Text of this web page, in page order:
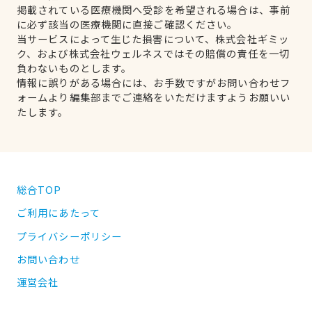
掲載されている医療機関へ受診を希望される場合は、事前
に必ず該当の医療機関に直接ご確認ください。
当サービスによって生じた損害について、株式会社ギミッ
ク、および株式会社ウェルネスではその賠償の責任を一切
負わないものとします。
情報に誤りがある場合には、お手数ですがお問い合わせフ
ォームより編集部までご連絡をいただけますようお願いい
たします。
総合TOP
ご利用にあたって
プライバシーポリシー
お問い合わせ
運営会社